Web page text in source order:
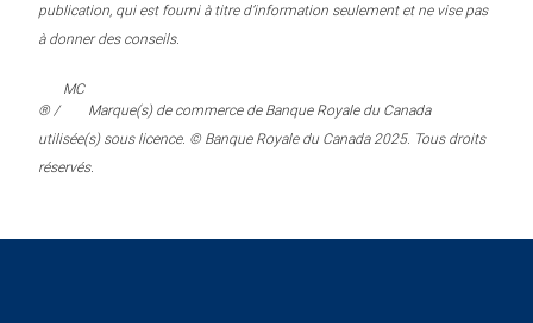
publication, qui est fourni à titre d’information seulement et ne vise pas
à donner des conseils.
® /
MC
Marque(s) de commerce de Banque Royale du Canada
utilisée(s) sous licence. © Banque Royale du Canada 2025. Tous droits
réservés.